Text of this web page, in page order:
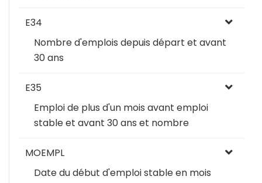
E34
Nombre d'emplois depuis départ et avant
30 ans
E35
Emploi de plus d'un mois avant emploi
stable et avant 30 ans et nombre
MOEMPL
Date du début d'emploi stable en mois